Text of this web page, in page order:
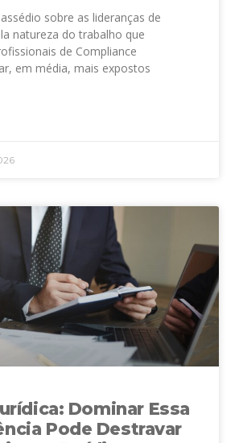
sobre as lideranças de
natureza do trabalho que
de Compliance
em média, mais expostos
Dominar Essa
Pode Destravar